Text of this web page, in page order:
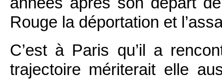
Rouge la déportation et
C’est à Paris qu’il a
trajectoire mériterait elle